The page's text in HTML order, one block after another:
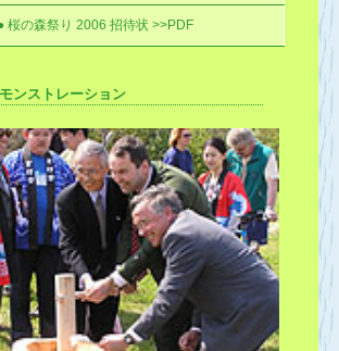
桜の森祭り 2006 招待状 >>PDF
ンストレーション